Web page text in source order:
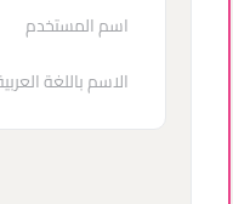
اسم المستخدم
الاسم باللغة